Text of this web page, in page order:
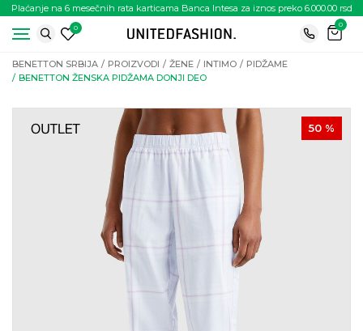
Plaćanje na 6 mesečnih rata karticama Banca Intesa za iznos preko 6.000.00 rsd
0
0
BENETTON SRBIJA PROIZVODI ŽENE INTIMO
PIDŽAME
BENETTON ŽENSKA PIDŽAMA DONJI DEO
50 %